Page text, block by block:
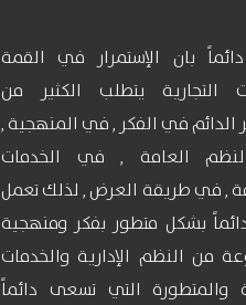
بان الإستمرار في القمة
التجارية يتطلب الكثير من
الدائم في الفكر , في المنهجية ,
العامة , في الخدمات
, في طريقة العرض , لذلك تعمل
بشكل متطور بفكر ومنهجية
من النظم الإدارية والخدمات
والمتطورة التي تسعى دائماً